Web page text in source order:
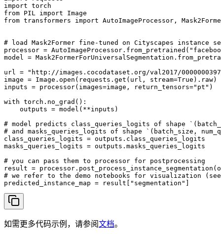
import torch
from PIL import Image
from transformers import AutoImageProcessor,
# load Mask2Former fine-tuned on Cityscapes instance
processor =
model =
url = "http://images.cocodataset.org/val2017/
image = Image.open(requests.get(url, stream=True).raw)
inputs = processor(images=image, return_tensors="pt")
with torch.no_grad():
    outputs = model(**inputs)
# model predicts class_queries_logits of shape
# and masks_queries_logits of shape `(batch_size,
class_queries_logits = outputs.class_queries_logits
masks_queries_logits = outputs.masks_queries_logits
# you can pass them to processor for postprocessing
result =
# we refer to the demo notebooks for visualization (see
predicted_instance_map = result["segmentation"]
如需更多代码示例，请参阅文档。